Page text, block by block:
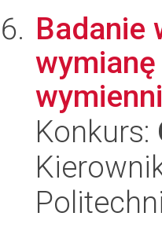
Badanie
Konkurs: